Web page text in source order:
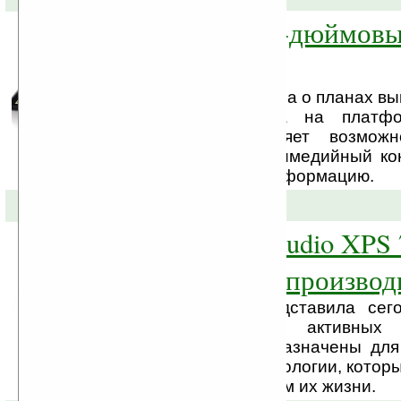
Dell Streak — 5-
Компания Dell объявила о планах
дюймового планшета на
который предоставляет
просматривать мультимедийный
и находить нужную информацию.
Система Dell Studio XPS
многозадачная
Корпорация Dell представила
разработанные для активных
операций. Они предназначены
желающих иметь технологии,
стремительным темпом их жизни.